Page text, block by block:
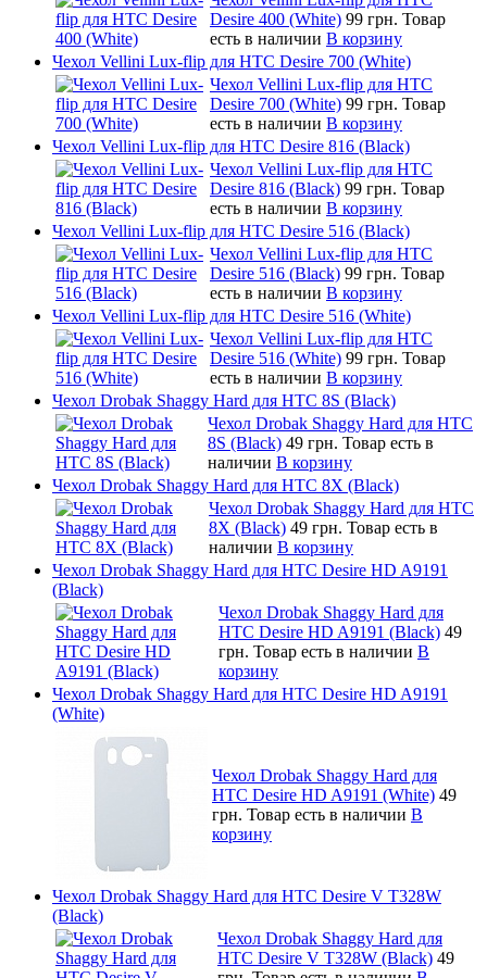
Desire 400 (White) 99 грн. Товар
есть в наличии В корзину
Чехол Vellini Lux-flip для HTC Desire 700 (White)
Чехол Vellini Lux-flip для HTC
Desire 700 (White) 99 грн. Товар
есть в наличии В корзину
Чехол Vellini Lux-flip для HTC Desire 816 (Black)
Чехол Vellini Lux-flip для HTC
Desire 816 (Black) 99 грн. Товар
есть в наличии В корзину
Чехол Vellini Lux-flip для HTC Desire 516 (Black)
Чехол Vellini Lux-flip для HTC
Desire 516 (Black) 99 грн. Товар
есть в наличии В корзину
Чехол Vellini Lux-flip для HTC Desire 516 (White)
Чехол Vellini Lux-flip для HTC
Desire 516 (White) 99 грн. Товар
есть в наличии В корзину
Чехол Drobak Shaggy Hard для HTC 8S (Black)
Чехол Drobak Shaggy Hard для HTC
8S (Black) 49 грн. Товар есть в
наличии В корзину
Чехол Drobak Shaggy Hard для HTC 8Х (Black)
Чехол Drobak Shaggy Hard для HTC
8Х (Black) 49 грн. Товар есть в
наличии В корзину
Чехол Drobak Shaggy Hard для HTC Desire HD A9191
(Black)
Чехол Drobak Shaggy Hard для
HTC Desire HD A9191 (Black) 49
грн. Товар есть в наличии В
корзину
Чехол Drobak Shaggy Hard для HTC Desire HD A9191
(White)
Чехол Drobak Shaggy Hard для
HTC Desire HD A9191 (White) 49
грн. Товар есть в наличии В
корзину
Чехол Drobak Shaggy Hard для HTC Desire V T328W
(Black)
Чехол Drobak Shaggy Hard для
HTC Desire V T328W (Black) 49